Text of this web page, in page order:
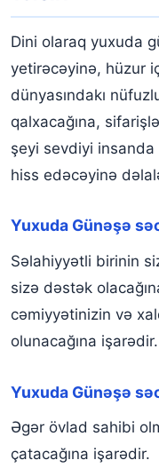
Dini olaraq yuxuda
yetirəcəyinə, hüzur
dünyasındakı
qalxacağına,
şeyi sevdiyi insanda
hiss edəcəyinə
Yuxuda Günəşə
Səlahiyyətli birinin
sizə dəstək
cəmiyyətinizin və
olunacağına işarədir.
Yuxuda Günəşə
Əgər övlad sahibi
çatacağına işarədir.